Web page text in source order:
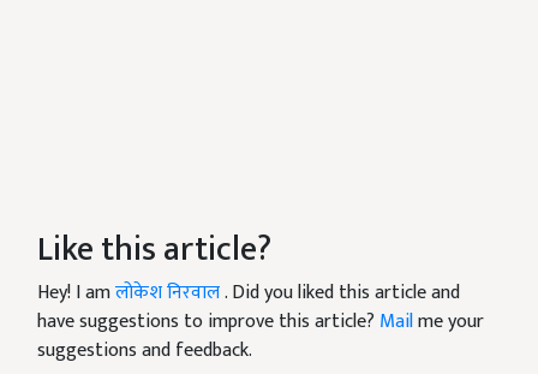
Like this article?
Hey! I amलोकेश निरवाल. Did you liked this article and
have suggestions to improve this article? Mailme your
suggestions and feedback.